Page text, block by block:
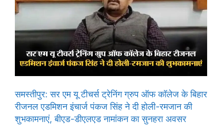
समस्तीपुर: सर एम यू टीचर्स ट्रेनिंग ग्रुप ऑफ कॉलेज के बिहार
रीजनल एडमिशन इंचार्ज पंकज सिंह ने दी होली-रमजान की
शुभकामनाएं, बीएड-डीएलएड नामांकन का सुनहरा अवसर